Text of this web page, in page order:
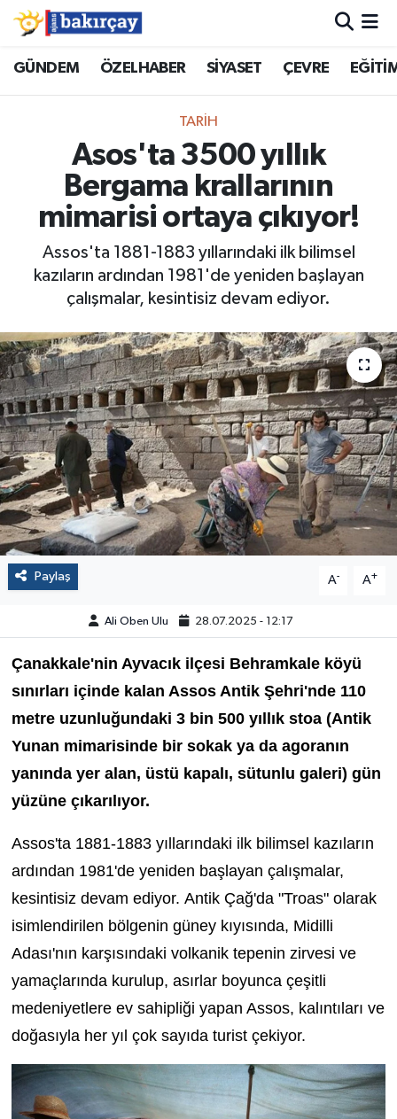
GÜNDEM ÖZELHABER SİYASET ÇEVRE
TARİH
Asos'ta 3500 yıllık
Bergama krallarının
mimarisi ortaya çıkıyor!
Assos'ta 1881-1883 yıllarındaki ilk bilimsel
kazıların ardından 1981'de yeniden başlayan
çalışmalar, kesintisiz devam ediyor.
Paylaş A- A+
Ali Oben Ulu 28.07.2025 - 12:17
Çanakkale'nin Ayvacık ilçesi Behramkale köyü
sınırları içinde kalan Assos Antik Şehri'nde 110
metre uzunluğundaki 3 bin 500 yıllık stoa (Antik
Yunan mimarisinde bir sokak ya da agoranın
yanında yer alan, üstü kapalı, sütunlu galeri) gün
yüzüne çıkarılıyor.
Assos'ta 1881-1883 yıllarındaki ilk bilimsel kazıların
ardından 1981'de yeniden başlayan çalışmalar,
kesintisiz devam ediyor. Antik Çağ'da "Troas" olarak
isimlendirilen bölgenin güney kıyısında, Midilli
Adası'nın karşısındaki volkanik tepenin zirvesi ve
yamaçlarında kurulup, asırlar boyunca çeşitli
medeniyetlere ev sahipliği yapan Assos, kalıntıları ve
doğasıyla her yıl çok sayıda turist çekiyor.
İzmir Nöbetçi Eczaneler
İzmir Namaz Vakitleri
İzmir Trafik Yoğunluk Haritası
Süper Lig Puan Durumu ve Fikstür
Tüm Manşetler
Son Dakika Haberleri
Haber Arşivi